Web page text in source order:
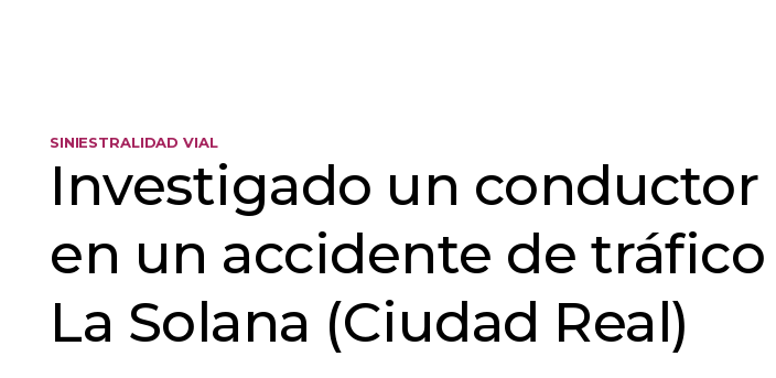
SINIESTRALIDAD VIAL
Investigado un
en un accidente de
La Solana (Ciudad Real)